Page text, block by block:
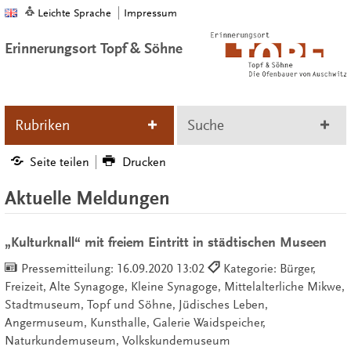
Leichte Sprache Impressum
Erinnerungsort Topf & Söhne
Rubriken Suche
Seite teilen Drucken
Aktuelle Meldungen
„Kulturknall“ mit freiem Eintritt in städtischen Museen
Pressemitteilung: 16.09.2020 13:02
Kategorie: Bürger,
Freizeit, Alte Synagoge, Kleine Synagoge, Mittelalterliche Mikwe,
Stadtmuseum, Topf und Söhne, Jüdisches Leben,
Angermuseum, Kunsthalle, Galerie Waidspeicher,
Naturkundemuseum, Volkskundemuseum